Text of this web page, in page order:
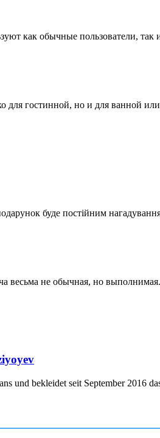
как обычные пользователи,
для гостинной, но и для ванной
буде постійним
не обычная, но
bekleidet seit September 2016